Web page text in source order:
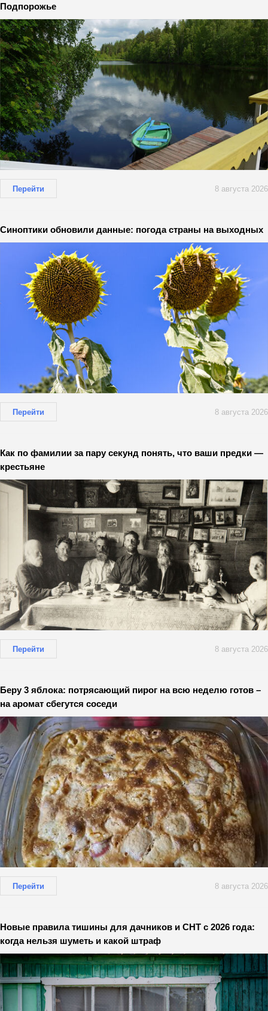
Подпорожье
Перейти 8 августа 2026
Синоптики обновили данные: погода страны на выходных
Перейти 8 августа 2026
Как по фамилии за пару секунд понять, что ваши предки —
крестьяне
Перейти 8 августа 2026
Беру 3 яблока: потрясающий пирог на всю неделю готов –
на аромат сбегутся соседи
Перейти 8 августа 2026
Новые правила тишины для дачников и СНТ с 2026 года:
когда нельзя шуметь и какой штраф